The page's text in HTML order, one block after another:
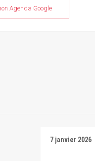
Agenda Google
7 janvier 2026